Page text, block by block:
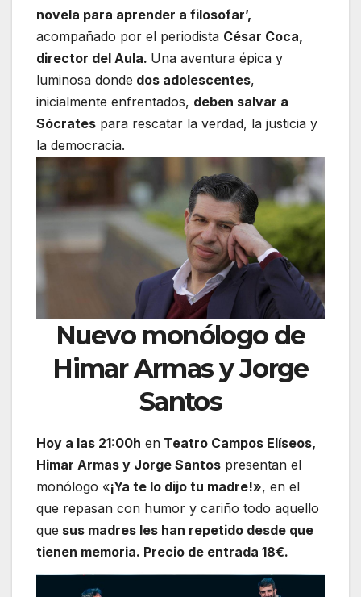
novela para aprender a filosofar’,
acompañado por el periodista César Coca,
director del Aula. Una aventura épica y
luminosa donde dos adolescentes,
inicialmente enfrentados, deben salvar a
Sócrates para rescatar la verdad, la justicia y
la democracia.
Nuevo monólogo de
Himar Armas y Jorge
Santos
Hoy a las 21:00h en Teatro Campos Elíseos,
Himar Armas y Jorge Santos presentan el
monólogo «¡Ya te lo dijo tu madre!», en el
que repasan con humor y cariño todo aquello
que sus madres les han repetido desde que
tienen memoria. Precio de entrada 18€.